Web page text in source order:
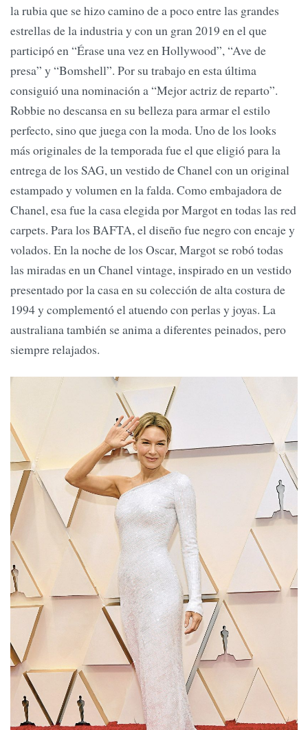
la rubia que se hizo camino de a poco entre las grandes
estrellas de la industria y con un gran 2019 en el que
participó en “Érase una vez en Hollywood”, “Ave de
presa” y “Bomshell”. Por su trabajo en esta última
consiguió una nominación a “Mejor actriz de reparto”.
Robbie no descansa en su belleza para armar el estilo
perfecto, sino que juega con la moda. Uno de los looks
más originales de la temporada fue el que eligió para la
entrega de los SAG, un vestido de Chanel con un original
estampado y volumen en la falda. Como embajadora de
Chanel, esa fue la casa elegida por Margot en todas las red
carpets. Para los BAFTA, el diseño fue negro con encaje y
volados. En la noche de los Oscar, Margot se robó todas
las miradas en un Chanel vintage, inspirado en un vestido
presentado por la casa en su colección de alta costura de
1994 y complementó el atuendo con perlas y joyas. La
australiana también se anima a diferentes peinados, pero
siempre relajados.